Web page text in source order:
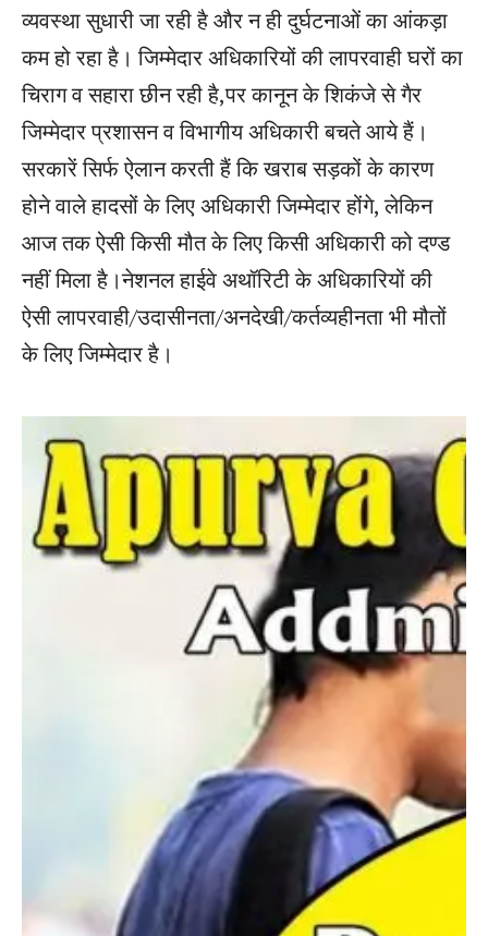
व्यवस्था सुधारी जा रही है और न ही दुर्घटनाओं का आंकड़ा
कम हो रहा है। जिम्मेदार अधिकारियों की लापरवाही घरों का
चिराग व सहारा छीन रही है,पर कानून के शिकंजे से गैर
जिम्मेदार प्रशासन व विभागीय अधिकारी बचते आये हैं।
सरकारें सिर्फ ऐलान करती हैं कि खराब सड़कों के कारण
होने वाले हादसों के लिए अधिकारी जिम्मेदार होंगे, लेकिन
आज तक ऐसी किसी मौत के लिए किसी अधिकारी को दण्ड
नहीं मिला है।नेशनल हाईवे अथॉरिटी के अधिकारियों की
ऐसी लापरवाही/उदासीनता/अनदेखी/कर्तव्यहीनता भी मौतों
के लिए जिम्मेदार है।